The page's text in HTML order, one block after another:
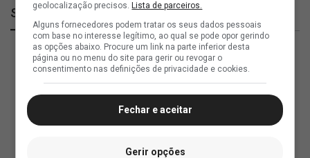
SuperVasco
geolocalização precisos. Lista de parceiros.
Alguns fornecedores podem tratar os seus dados pessoais
com base no interesse legítimo, ao qual se pode opor gerindo
as opções abaixo. Procure um link na parte inferior desta
página ou no menu do site para gerir ou revogar o
consentimento nas definições de privacidade e cookies.
Fechar e aceitar
Gerir opções